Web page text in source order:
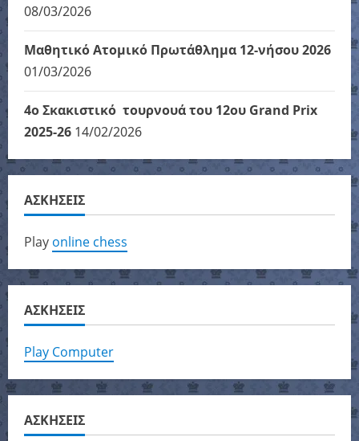
08/03/2026
Μαθητικό Ατομικό Πρωτάθλημα 12-νήσου 2026
01/03/2026
4ο Σκακιστικό τουρνουά του 12ου Grand Prix
2025-26 14/02/2026
ΑΣΚΗΣΕΙΣ
Play online chess
ΑΣΚΗΣΕΙΣ
Play Computer
ΑΣΚΗΣΕΙΣ